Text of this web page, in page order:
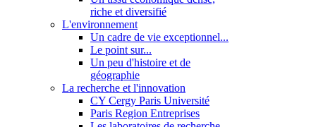
riche et diversifié
L'environnement
Un cadre de vie exceptionnel...
Le point sur...
Un peu d'histoire et de
géographie
La recherche et l'innovation
CY Cergy Paris Université
Paris Region Entreprises